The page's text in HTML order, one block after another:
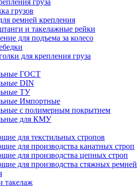
груза
грузов
ремней крепления
и такелажные рейки
для подъема за колесо
для крепления груза
ГОСТ
DIN
ТУ
Импортные
с полимерным покрытием
для КМУ
для текстильных стропов
для производства канатных строп
для производства цепных строп
для производства стяжных ремней
такелаж